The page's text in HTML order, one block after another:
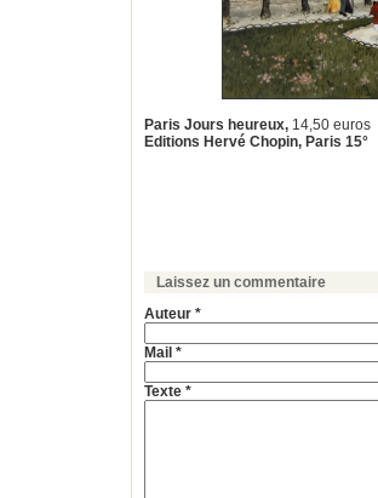
Paris Jours heureux, 14,50 euros
Editions Hervé Chopin, Paris 15°
Laissez un commentaire
Auteur *
Mail *
Texte *